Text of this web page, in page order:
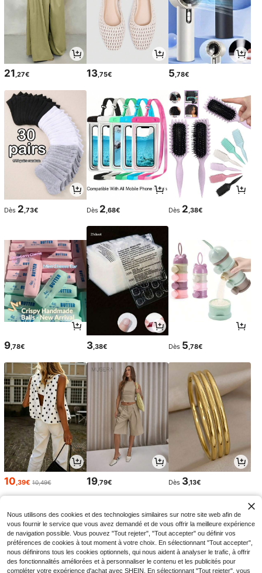
21,27€ 13,75€ 5,78€
Dès 2,73€ Dès 2,68€ Dès 2,38€
9 ,78€ 3,38€ Dès 5 ,78€
10 ,39€ 10,49€ 19,79€ Dès 3,13€
Nous utilisons des cookies et des technologies similaires sur notre site web afin de
vous fournir le service que vous avez demandé et de vous offrir la meilleure expérience
de navigation possible. Vous pouvez "Tout rejeter", "Tout accepter" ou définir vos
préférences de cookies à tout moment à votre choix. En sélectionnant "Tout accepter",
nous définirons tous les cookies optionnels, qui nous aident à analyser le trafic, à offrir
des fonctionnalités améliorées et à personnaliser le contenu et les publicités pour
compléter votre expérience d'achat avec SHEIN. En sélectionnant "Tout rejeter", vous